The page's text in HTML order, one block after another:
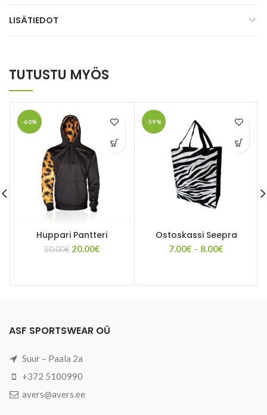
LISÄTIEDOT
TUTUSTU MYÖS
-60%
Huppari Pantteri
50.00€ Alkuperäinen
20.00€Nykyinen
-59%
Ostoskassi Seepra
7.00€ – 8.00€
ASF SPORTSWEAR OÜ
Suur – Paala 2a
+372 5100990
avers@avers.ee